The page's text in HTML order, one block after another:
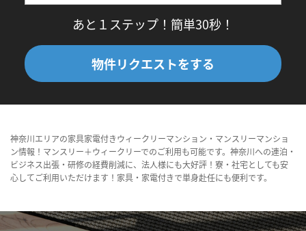
あと１ステップ！簡単30秒！
物件リクエストをする
神奈川エリアの家具家電付きウィークリーマンション・マンスリーマンショ
ン情報！マンスリー＋ウィークリーでのご利用も可能です。神奈川への連泊・
ビジネス出張・研修の経費削減に、法人様にも大好評！寮・社宅としても安
心してご利用いただけます！家具・家電付きで単身赴任にも便利です。